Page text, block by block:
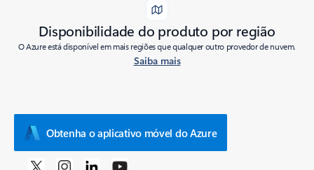
Disponibilidade do produto por região
O Azure está disponível em mais regiões que qualquer outro provedor de nuvem.
Saiba mais
Obtenha o aplicativo móvel do Azure